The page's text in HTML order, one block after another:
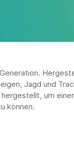
Jagd und
um
können.